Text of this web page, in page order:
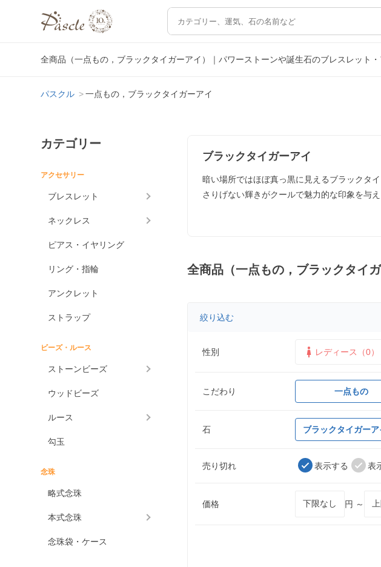
全商品（一点もの，ブラックタイガーアイ）｜パワーストーンや誕生石のブレスレット
パスクル 一点もの，ブラックタイガーアイ
カテゴリー
アクセサリー
ブレスレット
ネックレス
ピアス・イヤリング
リング・指輪
アンクレット
ストラップ
ビーズ・ルース
ストーンビーズ
ウッドビーズ
ルース
勾玉
念珠
略式念珠
本式念珠
念珠袋・ケース
ブラックタイガーアイ
暗い場所ではほぼ真っ黒に見えるブラックタ
さりげない輝きがクールで魅力的な印象を与
全商品（一点もの，ブラックタイガ
絞り込む
性別 レディース（0）
こだわり 一点もの
石 ブラックタイガーア
売り切れ 表示する 表
価格 円 ～